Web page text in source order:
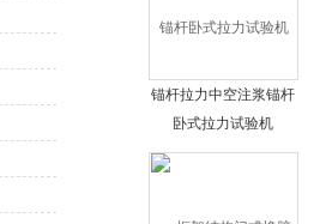
锚杆拉力中空注浆锚杆
卧式拉力试验机